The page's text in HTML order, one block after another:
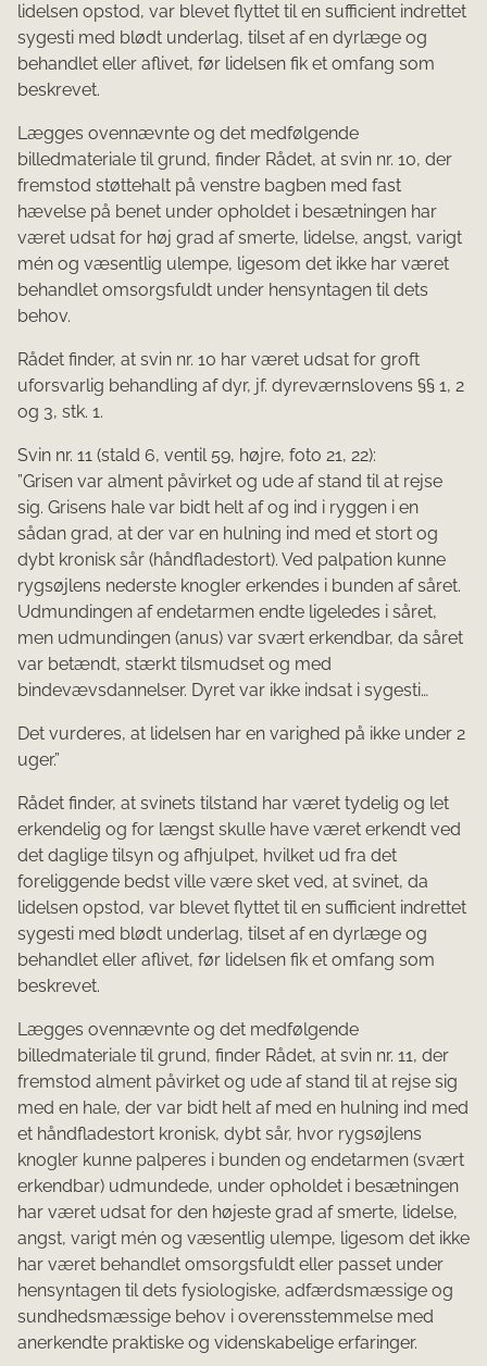
lidelsen opstod, var blevet flyttet til en sufficient indrettet
sygesti med blødt underlag, tilset af en dyrlæge og
behandlet eller aflivet, før lidelsen fik et omfang som
beskrevet.
Lægges ovennævnte og det medfølgende
billedmateriale til grund, finder Rådet, at svin nr. 10, der
fremstod støttehalt på venstre bagben med fast
hævelse på benet under opholdet i besætningen har
været udsat for høj grad af smerte, lidelse, angst, varigt
mén og væsentlig ulempe, ligesom det ikke har været
behandlet omsorgsfuldt under hensyntagen til dets
behov.
Rådet finder, at svin nr. 10 har været udsat for groft
uforsvarlig behandling af dyr, jf. dyreværnslovens §§ 1, 2
og 3, stk. 1.
Svin nr. 11 (stald 6, ventil 59, højre, foto 21, 22):
”Grisen var alment påvirket og ude af stand til at rejse
sig. Grisens hale var bidt helt af og ind i ryggen i en
sådan grad, at der var en hulning ind med et stort og
dybt kronisk sår (håndfladestort). Ved palpation kunne
rygsøjlens nederste knog­ler erkendes i bunden af såret.
Udmundingen af endetarmen endte ligeledes i såret,
men udmundingen (anus) var svært erkendbar, da såret
var betændt, stærkt tilsmud­set og med
bindevævsdannelser. Dyret var ikke indsat i sygesti…
Det vurderes, at lidelsen har en varighed på ikke under 2
uger.”
Rådet finder, at svinets tilstand har været tydelig og let
erkendelig og for længst skulle have været erkendt ved
det daglige tilsyn og afhjulpet, hvilket ud fra det
foreliggende bedst ville være sket ved, at svinet, da
lidelsen opstod, var blevet flyttet til en sufficient indrettet
sygesti med blødt underlag, tilset af en dyrlæge og
behandlet eller aflivet, før lidelsen fik et omfang som
beskrevet.
Lægges ovennævnte og det medfølgende
billedmateriale til grund, finder Rådet, at svin nr. 11, der
fremstod alment påvirket og ude af stand til at rejse sig
med en hale, der var bidt helt af med en hulning ind med
et håndfladestort kronisk, dybt sår, hvor rygsøjlens
knogler kunne palperes i bunden og endetarmen (svært
erkendbar) udmundede, under opholdet i besætningen
har været udsat for den højeste grad af smerte, lidelse,
angst, varigt mén og væsentlig ulempe, ligesom det ikke
har været behandlet omsorgsfuldt eller passet under
hensyntagen til dets fysiologiske, adfærdsmæssige og
sundhedsmæssige behov i overensstemmelse med
anerkendte praktiske og videnskabelige erfaringer.